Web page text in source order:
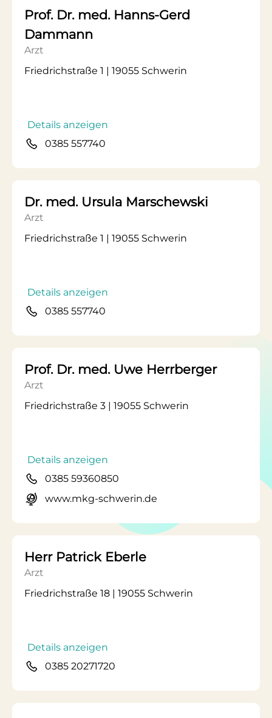
Prof. Dr. med. Hanns-Gerd
Dammann
Arzt
Friedrichstraße 1 | 19055 Schwerin
Details anzeigen
0385 557740
Dr. med. Ursula Marschewski
Arzt
Friedrichstraße 1 | 19055 Schwerin
Details anzeigen
0385 557740
Prof. Dr. med. Uwe Herrberger
Arzt
Friedrichstraße 3 | 19055 Schwerin
Details anzeigen
0385 59360850
www.mkg-schwerin.de
Herr Patrick Eberle
Arzt
Friedrichstraße 18 | 19055 Schwerin
Details anzeigen
0385 20271720